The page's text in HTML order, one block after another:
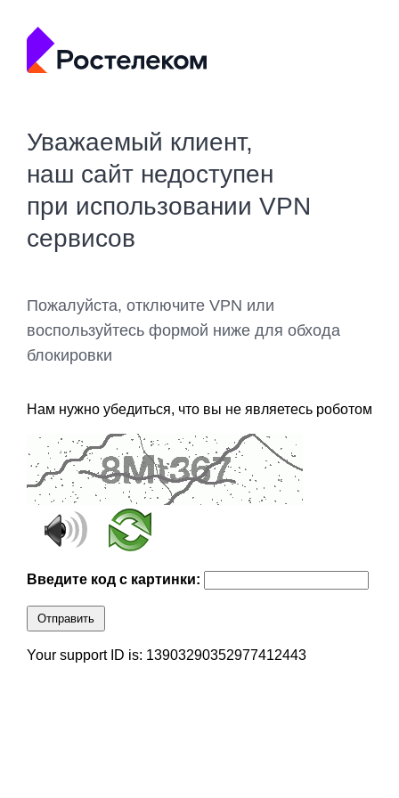
Уважаемый клиент,
наш сайт недоступен
при использовании VPN
сервисов
Пожалуйста, отключите VPN или
воспользуйтесь формой ниже для обхода
блокировки
Нам нужно убедиться, что вы не являетесь роботом
Введите код с картинки:
Отправить
Your support ID is: 13903290352977412443